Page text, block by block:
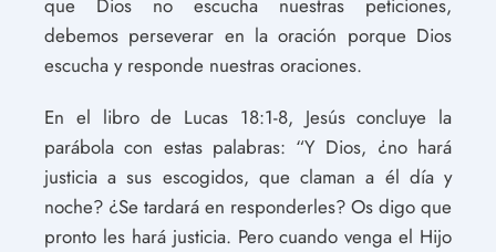
que Dios no escucha nuestras peticiones,
debemos perseverar en la oración porque Dios
escucha y responde nuestras oraciones.
En el libro de Lucas 18:1-8, Jesús concluye la
parábola con estas palabras: “Y Dios, ¿no hará
justicia a sus escogidos, que claman a él día y
noche? ¿Se tardará en responderles? Os digo que
pronto les hará justicia. Pero cuando venga el Hijo